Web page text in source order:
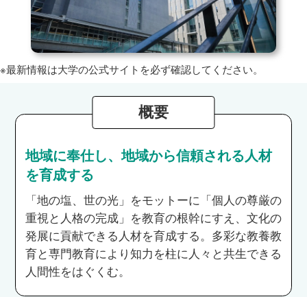
※最新情報は大学の公式サイトを必ず確認してください。
概要
地域に奉仕し、地域から信頼される人材
を育成する
「地の塩、世の光」をモットーに「個人の尊厳の
重視と人格の完成」を教育の根幹にすえ、文化の
発展に貢献できる人材を育成する。多彩な教養教
育と専門教育により知力を柱に人々と共生できる
人間性をはぐくむ。